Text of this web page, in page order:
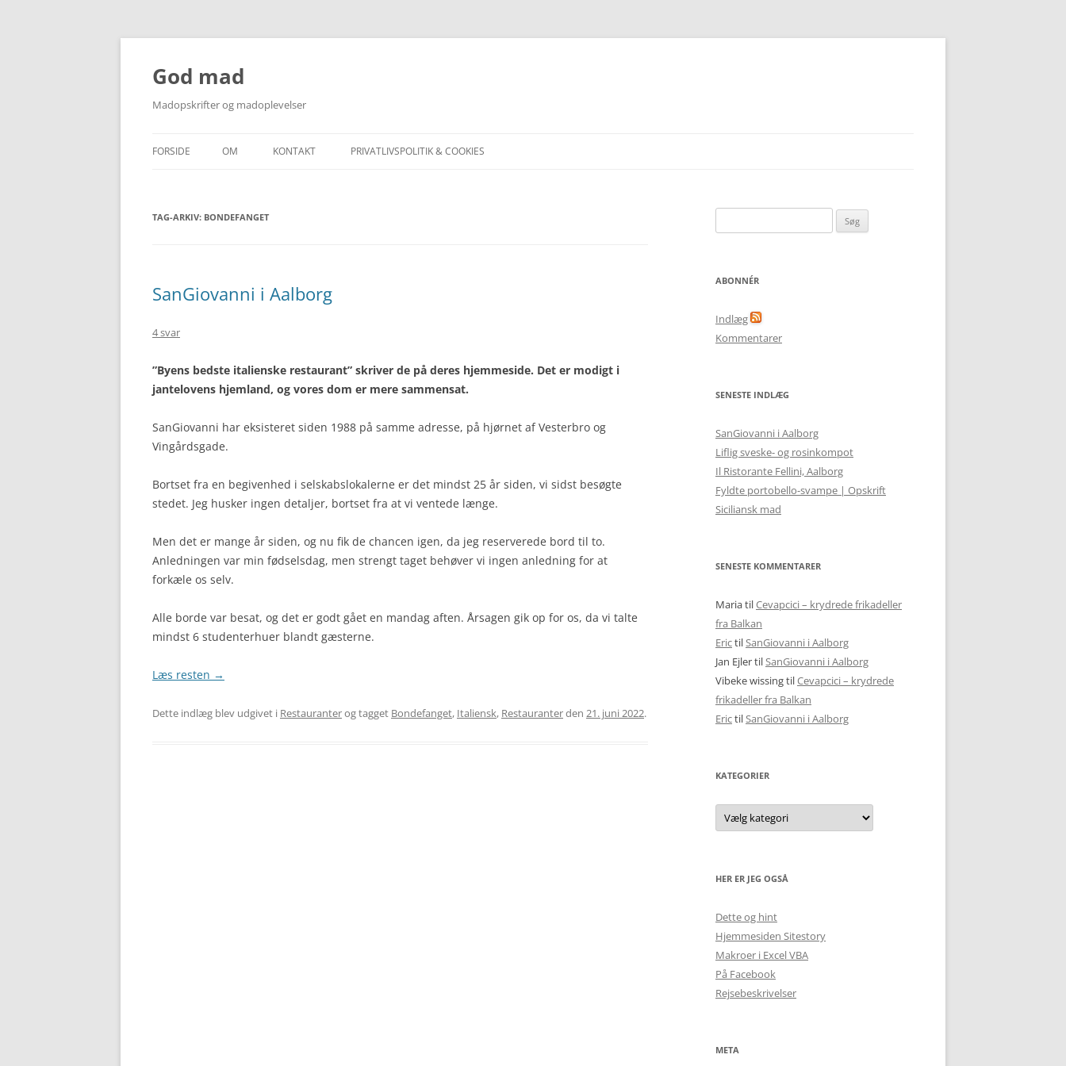
Hop
indhold
God mad
Madopskrifter og madoplevelser
FORSIDE OM KONTAKT PRIVATLIVSPOLITIK & COOKIES
TAG-ARKIV: BONDEFANGET
SanGiovanni i Aalborg
4 svar
”Byens bedste italienske restaurant” skriver de på deres hjemmeside. Det er modigt i
jantelovens hjemland, og vores dom er mere sammensat.
SanGiovanni har eksisteret siden 1988 på samme adresse, på hjørnet af Vesterbro og
Vingårdsgade.
Bortset fra en begivenhed i selskabslokalerne er det mindst 25 år siden, vi sidst besøgte
stedet. Jeg husker ingen detaljer, bortset fra at vi ventede længe.
Men det er mange år siden, og nu fik de chancen igen, da jeg reserverede bord til to.
Anledningen var min fødselsdag, men strengt taget behøver vi ingen anledning for at
forkæle os selv.
Alle borde var besat, og det er godt gået en mandag aften. Årsagen gik op for os, da vi talte
mindst 6 studenterhuer blandt gæsterne.
Læs resten →
Dette indlæg blev udgivet i Restauranterog tagget Bondefanget, Italiensk, Restauranterden 21. juni 2022.
efter:
ABONNÉR
Indlæg
Kommentarer
SENESTE INDLÆG
SanGiovanni i Aalborg
Liflig sveske- og rosinkompot
Il Ristorante Fellini, Aalborg
Fyldte portobello-svampe | Opskrift
Siciliansk mad
SENESTE KOMMENTARER
MariatilCevapcici – krydrede frikadeller
fra Balkan
ErictilSanGiovanni i Aalborg
Jan EjlertilSanGiovanni i Aalborg
Vibeke wissingtilCevapcici – krydrede
frikadeller fra Balkan
ErictilSanGiovanni i Aalborg
KATEGORIER
Kategorier
HER ER JEG OGSÅ
Dette og hint
Hjemmesiden Sitestory
Makroer i Excel VBA
På Facebook
Rejsebeskrivelser
META